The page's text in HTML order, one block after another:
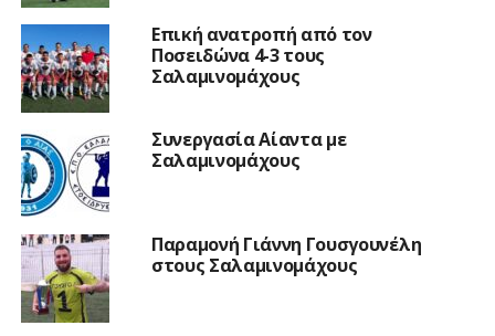
Επική ανατροπή από τον
Ποσειδώνα 4-3 τους
Σαλαμινομάχους
Συνεργασία Αίαντα με
Σαλαμινομάχους
Παραμονή Γιάννη Γουσγουνέλη
στους Σαλαμινομάχους